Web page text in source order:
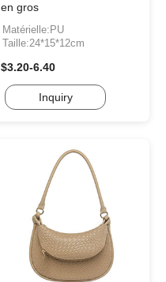
en gros
Matérielle:PU
Taille:24*15*12cm
$3.20-6.40
Inquiry